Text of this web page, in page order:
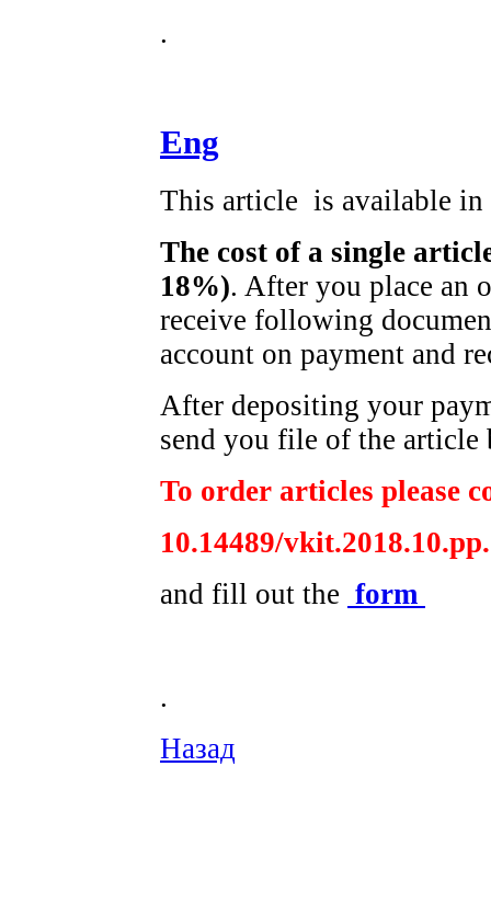
.
Eng
This article is available in
The cost of a single
18%). After you place an
receive following
account on payment and
After depositing your
send you file of the article
To order articles please
10.14489/
and fill out the form
.
Назад